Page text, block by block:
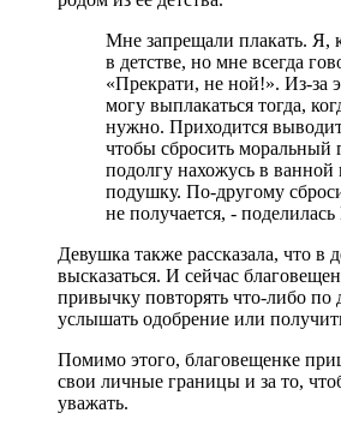
Мне запрещали плакать. Я,
в детстве, но мне всегда
«Прекрати, не ной!». Из-за
могу выплакаться тогда,
нужно. Приходится
чтобы сбросить моральный
подолгу нахожусь в ванной
подушку. По-другому
не получается, -
Девушка также рассказала, что в
высказаться. И сейчас
привычку повторять что-либо по
услышать одобрение или
Помимо этого, благовещенке
свои личные границы и за то,
уважать.